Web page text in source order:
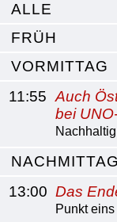
ALLE
FRÜH
VORMITTAG
11:55 Auch
bei
NACHMITTAG
13:00 Das
Punkt eins